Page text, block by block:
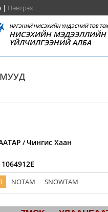
| Нэвтрэх
ИРГЭНИЙ НИСЭХИЙН ҮНДЭСНИЙ ТӨВ
НИСЭХИЙН МЭДЭЭЛЛИЙН
ҮЙЛЧИЛГЭЭНИЙ АЛБА
/ Чингис Хаан
NOTAM SNOWTAM